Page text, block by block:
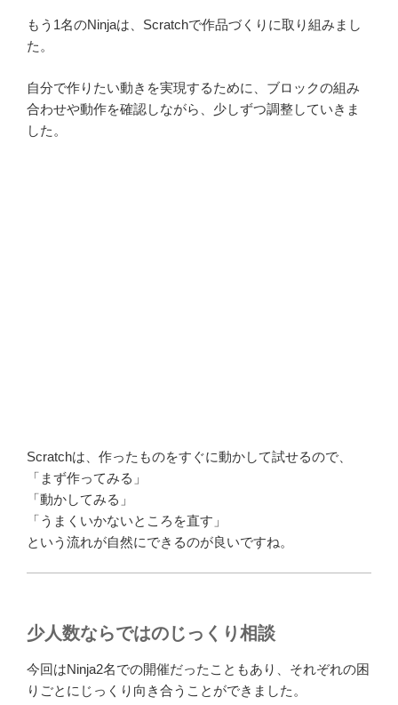
もう1名のNinjaは、Scratchで作品づくりに取り組みまし
た。
自分で作りたい動きを実現するために、ブロックの組み
合わせや動作を確認しながら、少しずつ調整していきま
した。
Scratchは、作ったものをすぐに動かして試せるので、
「まず作ってみる」
「動かしてみる」
「うまくいかないところを直す」
という流れが自然にできるのが良いですね。
少人数ならではのじっくり相談
今回はNinja2名での開催だったこともあり、それぞれの困
りごとにじっくり向き合うことができました。